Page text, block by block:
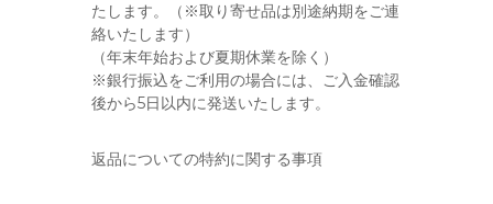
たします。（※取り寄せ品は別途納期をご連
絡いたします）
（年末年始および夏期休業を除く）
※銀行振込をご利用の場合には、ご入金確認
後から5日以内に発送いたします。
返品についての特約に関する事項